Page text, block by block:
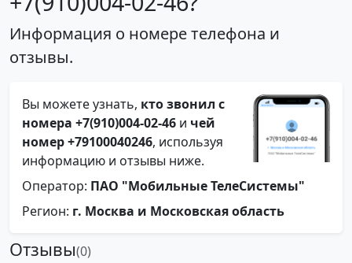
Информация о номере телефона и
отзывы.
Вы можете узнать, кто звонил с
номера +7(910)004-02-46 и чей
номер +79100040246, используя
информацию и отзывы ниже.
Оператор: ПАО "Мобильные ТелеСистемы"
Регион: г. Москва и Московская область
Отзывы(0)